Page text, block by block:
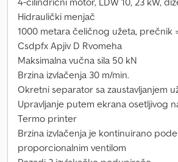
Hidraulički menjač
1000 metara čeličnog užeta, prečnik
Csdpfx Apjiv D Rvomeha
Maksimalna vučna sila 50 kN
Brzina izvlačenja 30 m/min.
Okretni separator sa zaustavljanjem
Upravljanje putem ekrana osetljivog
Termo printer
Brzina izvlačenja je kontinuirano
proporcionalnim ventilom